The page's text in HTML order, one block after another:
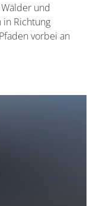
und
in Richtung
vorbei an